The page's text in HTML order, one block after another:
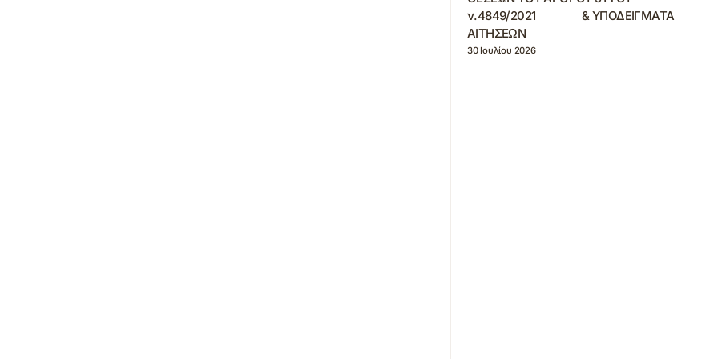
ν.4849/2021 & ΥΠΟΔΕΙΓΜΑΤΑ
ΑΙΤΗΣΕΩΝ
30 Ιουλίου 2026